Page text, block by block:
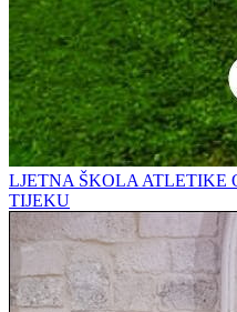
LJETNA ŠKOLA ATLETIKE
TIJEKU